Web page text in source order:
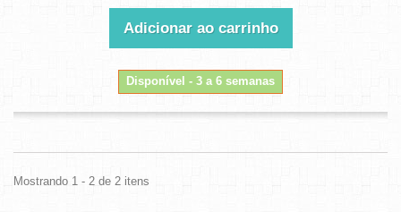
Adicionar ao carrinho
Disponível - 3 a 6 semanas
Mostrando 1 - 2 de 2 itens